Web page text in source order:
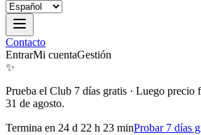
Contacto
EntrarMi cuentaGestión
✨
Prueba el Club 7 días gratis · Luego precio
31 de agosto.
Termina en 24 d 22 h 23 minProbar 7 días